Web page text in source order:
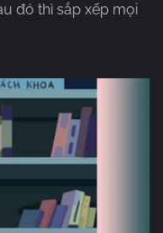
đó thì sắp xếp mọi